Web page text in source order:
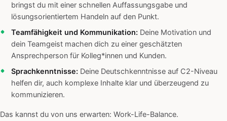
bringst du mit einer schnellen Auffassungsgabe und
lösungsorientiertem Handeln auf den Punkt.
Teamfähigkeit und Kommunikation: Deine Motivation und
dein Teamgeist machen dich zu einer geschätzten
Ansprechperson für Kolleg*innen und Kunden.
Sprachkenntnisse: Deine Deutschkenntnisse auf C2-Niveau
helfen dir, auch komplexe Inhalte klar und überzeugend zu
kommunizieren.
Das kannst du von uns erwarten: Work-Life-Balance.